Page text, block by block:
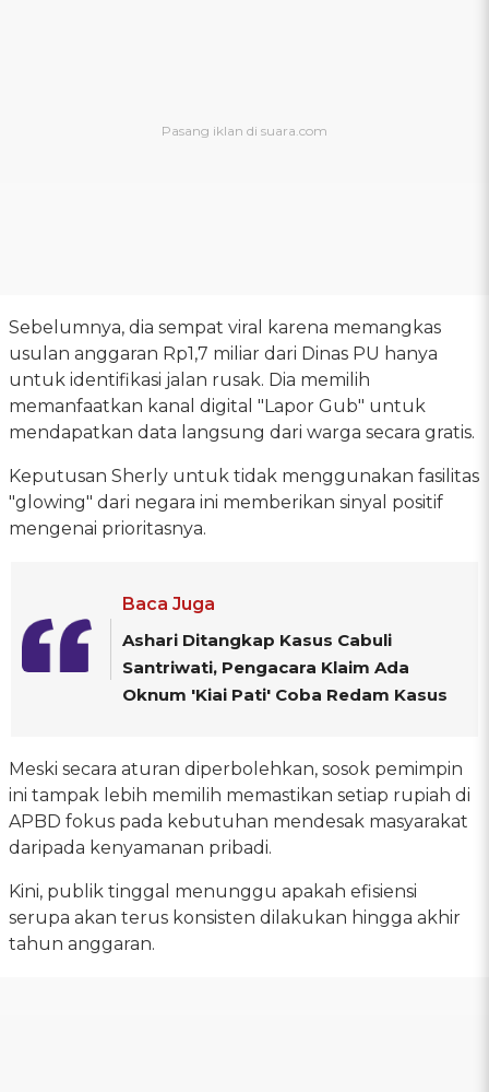
Sebelumnya, dia sempat viral karena memangkas
usulan anggaran Rp1,7 miliar dari Dinas PU hanya
untuk identifikasi jalan rusak. Dia memilih
memanfaatkan kanal digital "Lapor Gub" untuk
mendapatkan data langsung dari warga secara gratis.
Keputusan Sherly untuk tidak menggunakan fasilitas
"glowing" dari negara ini memberikan sinyal positif
mengenai prioritasnya.
Baca Juga
Ashari Ditangkap Kasus Cabuli
Santriwati, Pengacara Klaim Ada
Oknum 'Kiai Pati' Coba Redam Kasus
Meski secara aturan diperbolehkan, sosok pemimpin
ini tampak lebih memilih memastikan setiap rupiah di
APBD fokus pada kebutuhan mendesak masyarakat
daripada kenyamanan pribadi.
Kini, publik tinggal menunggu apakah efisiensi
serupa akan terus konsisten dilakukan hingga akhir
tahun anggaran.